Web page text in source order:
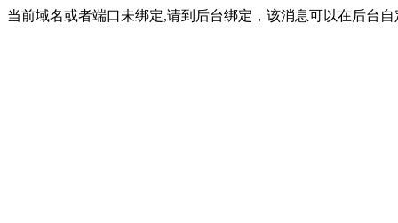
当前域名或者端口未绑定,请到后台绑定，该消息可以在后台自